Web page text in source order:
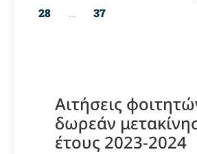
28
… 37
Αιτήσεις
δωρεάν
έτους 2023-2024